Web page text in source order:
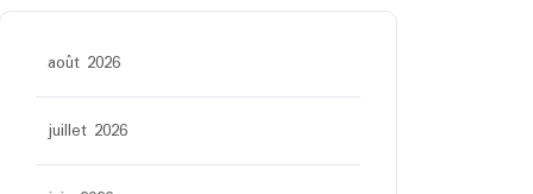
août 2026
juillet 2026